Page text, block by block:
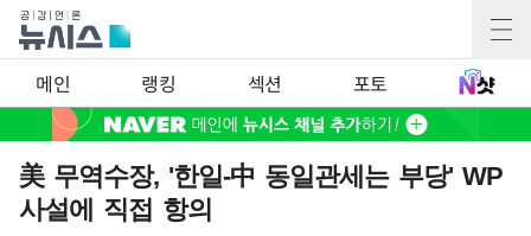
메인 랭킹 섹션 포토
美 무역수장, '한일-中 동일관세는 부당' WP
사설에 직접 항의